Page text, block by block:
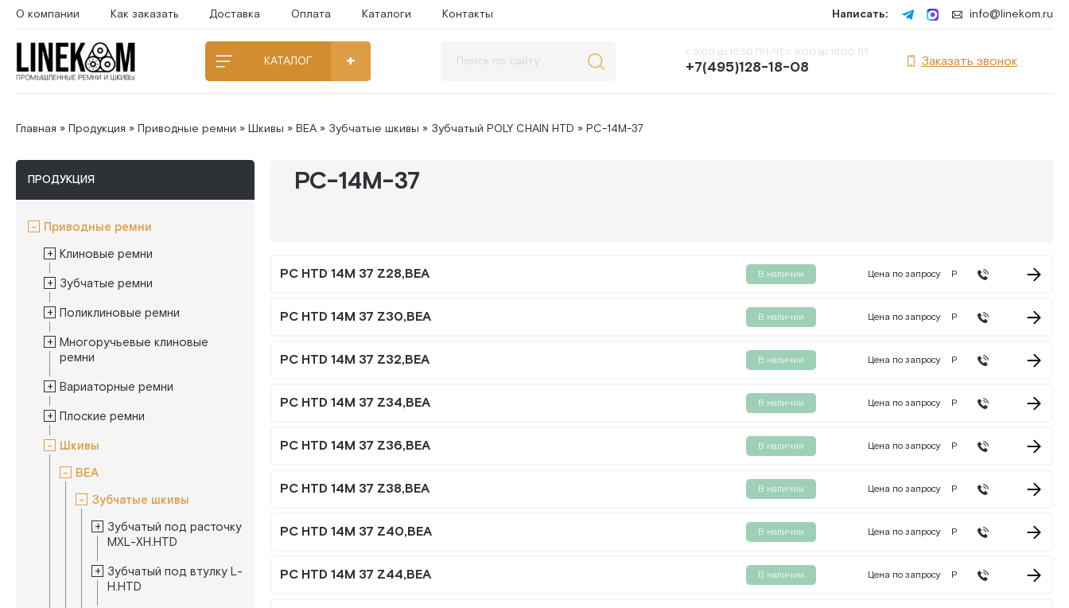
О компании Как заказать Доставка Оплата Каталоги Контакты Написать: info@linekom.ru
КАТАЛОГ
с 9:00 до 16:30 ПН-ЧТ, с 9:00 до 16:00 ПТ
+7(495)128-18-08 Заказать звонок
Главная » Продукция » Приводные ремни » Шкивы » BEA » Зубчатые шкивы » Зубчатый POLY CHAIN HTD » PC-14M-37
ПРОДУКЦИЯ
Приводные ремни
Клиновые ремни
Зубчатые ремни
Поликлиновые ремни
Многоручьевые клиновые
ремни
Вариаторные ремни
Плоские ремни
Шкивы
BEA
Зубчатые шкивы
Зубчатый под расточку
MXL-XH.HTD
Зубчатый под втулку L-
H.HTD
PC-14M-37
PC HTD 14M 37 Z28,BEA В наличии Цена по запросу Р
PC HTD 14M 37 Z30,BEA В наличии Цена по запросу Р
PC HTD 14M 37 Z32,BEA В наличии Цена по запросу Р
PC HTD 14M 37 Z34,BEA В наличии Цена по запросу Р
PC HTD 14M 37 Z36,BEA В наличии Цена по запросу Р
PC HTD 14M 37 Z38,BEA В наличии Цена по запросу Р
PC HTD 14M 37 Z40,BEA В наличии Цена по запросу Р
PC HTD 14M 37 Z44,BEA В наличии Цена по запросу Р